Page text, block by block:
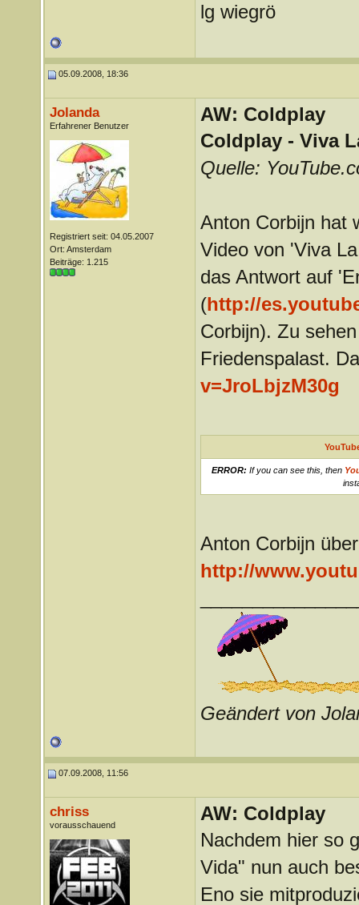
lg wiegrö
05.09.2008, 18:36
Jolanda
Erfahrener Benutzer
Registriert seit: 04.05.2007
Ort: Amsterdam
Beiträge: 1.215
AW: Coldplay
Coldplay - Viva
Quelle:
Anton Corbijn hat
Video von 'Viva
das Antwort auf
(http://
Corbijn). Zu
Friedenspalast.
v=JroLbjzM30g
ERROR: If you can see this, then
Anton Corbijn
http://
Geändert von
07.09.2008, 11:56
chriss
vorausschauend
AW: Coldplay
Nachdem hier so
Vida" nun auch
Eno sie